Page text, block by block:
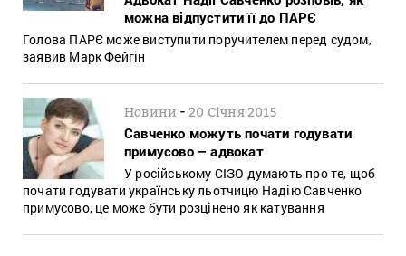
можна відпустити її до ПАРЄ
Голова ПАРЄ може виступити поручителем перед судом,
заявив Марк Фейгін
Новини -20 Січня 2015
Савченко можуть почати годувати
примусово – адвокат
У російському СІЗО думають про те, щоб
почати годувати українську льотчицю Надію Савченко
примусово, це може бути розцінено як катування